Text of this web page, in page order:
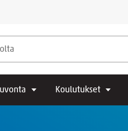
Koulutukset